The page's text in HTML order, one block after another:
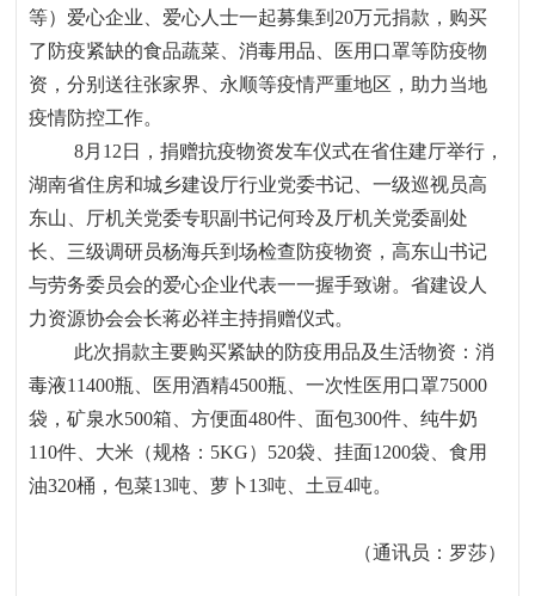
等）爱心企业、爱心人士一起募集到 20万元捐款，购买
了防疫紧缺的食品蔬菜、消毒用品、医用口罩等防疫物
资，分别送往张家界、永顺等疫情严重地区，助力当地
疫情防控工作。
8月 12 日，捐赠抗疫物资发车仪式在省住建厅举行，
湖南省住房和城乡建设厅行业党委书记、一级巡视员高
东山、厅机关党委专职副书记何玲及厅机关党委副处
长、三级调研员杨海兵到场检查防疫物资，高东山书记
与劳务委员会的爱心企业代表一一握手致谢。省建设人
力资源协会会长蒋必祥主持捐赠仪式。
此次捐款主要购买紧缺的防疫用品及生活物资：消
毒液11400瓶、医用酒精4500瓶、一次性医用口罩75000
袋，矿泉水500箱、方便面480件、面包300件、纯牛奶
110件、大米（规格： 5KG） 520袋、挂面1200袋、食用
油320桶，包菜13吨、萝卜13吨、土豆4吨。
（通讯员：罗莎）